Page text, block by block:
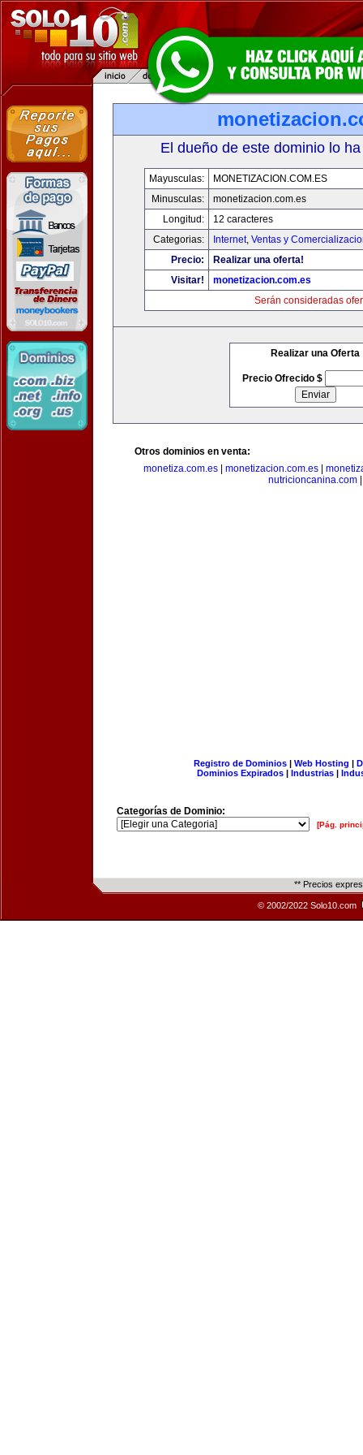
El dueño de este dominio lo
Mayusculas:
MONETIZACION.COM.ES
Minusculas:
monetizacion.com.es
Longitud:
12 caracteres
Categorias:
Internet, Ventas y
Precio:
Realizar una oferta!
Visitar!
monetizacion.com.es
Serán consideradas
Realizar una Oferta
Precio Ofrecido $
Otros dominios en venta:
monetiza.com.es| monetizacion.com.es|
nutricioncanina.com
Registro de Dominios| Web Hosting |
Dominios Expirados | Industrias |
Categorías de Dominio:
[Pág.
** Precios
© 2002/2022 Solo10.com